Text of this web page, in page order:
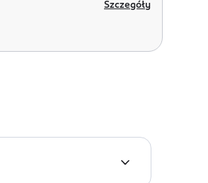
Szczegóły